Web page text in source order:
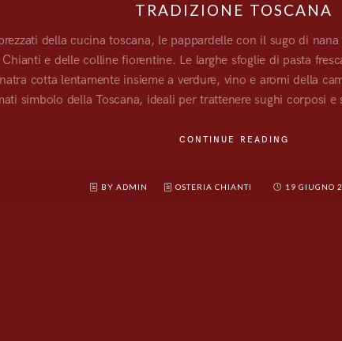
TRADIZIONE TOSCANA
della cucina toscana, le pappardelle con il sugo di
e delle colline fiorentine. Le larghe sfoglie di pasta
cotta lentamente insieme a verdure, vino e aromi della
simbolo della Toscana, ideali per trattenere sughi corposi
CONTINUE READING
BY ADMIN OSTERIA CHIANTI 19 GIUGNO